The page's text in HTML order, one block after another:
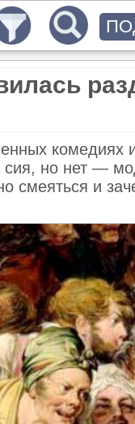
комедиях
но нет —
смеяться и